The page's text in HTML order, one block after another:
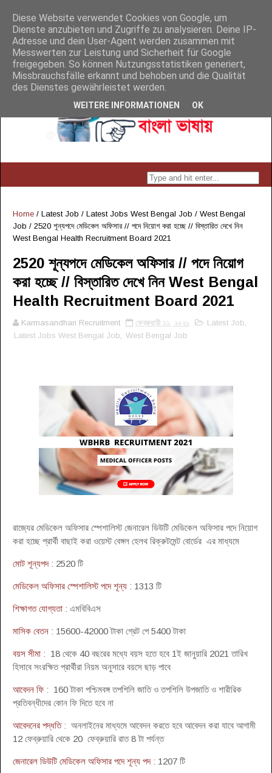
Home / Latest Job / Latest Jobs West Bengal Job / West Bengal
Job / 2520 শূন্যপদে মেডিকেল অফিসার // পদে নিয়োগ করা হচ্ছে // বিস্তারিত দেখে নিন
West Bengal Health Recruitment Board 2021
2520 শূন্যপদে মেডিকেল অফিসার // পদে নিয়োগ
করা হচ্ছে // বিস্তারিত দেখে নিন West Bengal
Health Recruitment Board 2021
Karmasandhan Recruitment ফেব্রুয়ারী ১১, ২০২১ Latest Job
Latest Jobs West Bengal Job
West Bengal Job
রাজ্যের মেডিকেল অফিসার স্পেশালিস্ট জেনারেল ডিউটি মেডিকেল অফিসার পদে নিয়োগ
করা হচ্ছে প্রার্থী বাছাই করা ওয়েস্ট বেঙ্গল হেলথ রিক্রুটমেন্ট বোর্ডের এর মাধ্যমে
মোট শূন্যপদ: 2520 টি
মেডিকেল অফিসার স্পেশালিস্ট পদে শূন্য : 1313 টি
শিক্ষাগত যোগ্যতা : এমবিবিএস
মাসিক বেতন : 15600-42000 টাকা গ্রেট পে 5400 টাকা
বয়স সীমা : 18 থেকে 40 বছরের মধ্যে বয়স হতে হবে 1ই জানুয়ারি 2021 তারিখ
হিসাবে সংরক্ষিত প্রার্থীরা নিয়ম অনুসারে বয়সে ছাড় পাবে
আবেদন ফি : 160 টাকা পশ্চিমবঙ্গ তপশিলি জাতি ও তপশিলি উপজাতি ও শারীরিক
প্রতিবন্ধীদের কোন ফি দিতে হবে না
আবেদনের পদ্ধতি: অনলাইনের মাধ্যমে আবেদন করতে হবে আবেদন করা যাবে আগামী
12 ফেব্রুয়ারি থেকে 20 ফেব্রুয়ারি রাত 8 টা পর্যন্ত
জেনারেল ডিউটি মেডিকেল অফিসার পদে শূন্য পদ: 1207 টি
Diese Website verwendet Cookies von Google, um
Dienste anzubieten und Zugriffe zu analysieren. Deine IP-
Adresse und dein User-Agent werden zusammen mit
Messwerten zur Leistung und Sicherheit für Google
freigegeben. So können Nutzungsstatistiken generiert,
Missbrauchsfälle erkannt und behoben und die Qualität
des Dienstes gewährleistet werden.
WEITERE INFORMATIONEN OK